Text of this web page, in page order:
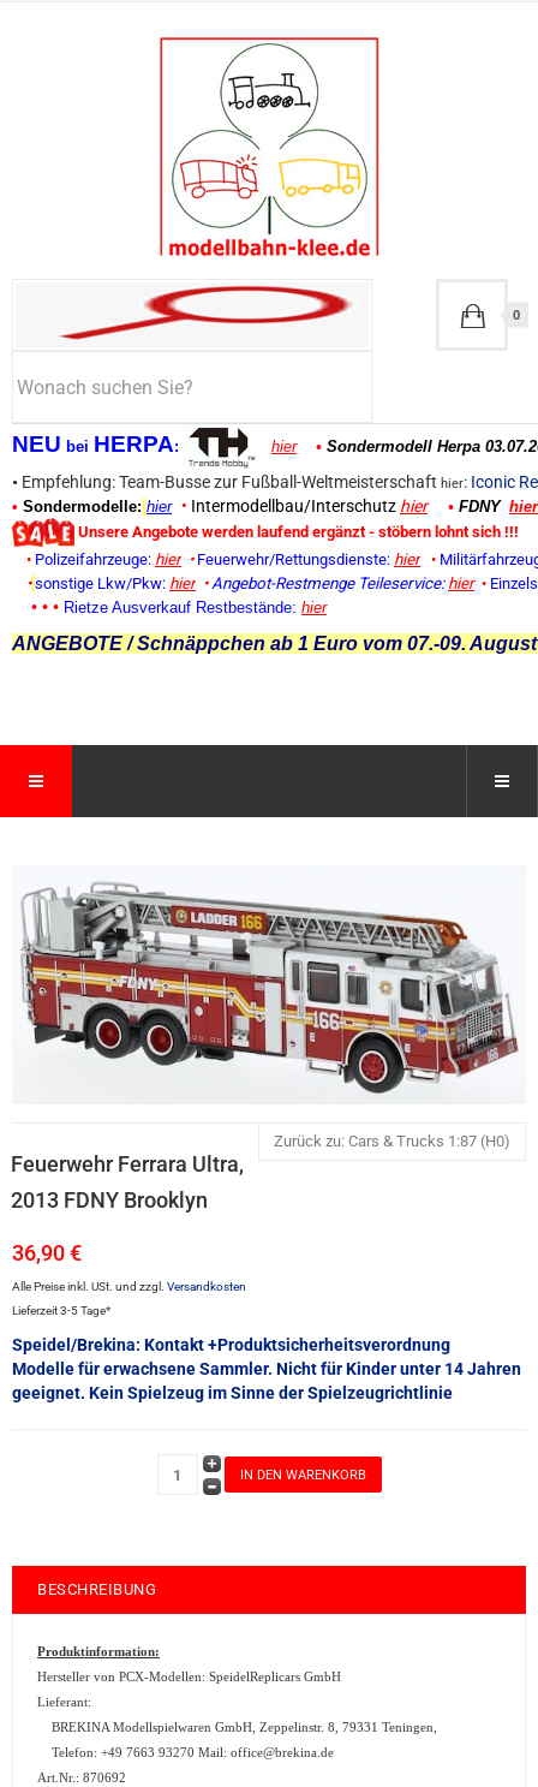
NEU bei HERPA: hier • Sondermodell Herpa
• Empfehlung: Team-Busse zur Fußball-Weltmeisterschaft hier: Iconic
• Sondermodelle: hier • Intermodellbau/Interschutz hier • FDNY hier
Unsere Angebote werden laufend ergänzt - stöbern lohnt sich !!!
• Polizeifahrzeuge: hier • Feuerwehr/Rettungsdienste: hier •
• sonstige Lkw/Pkw: hier • Angebot-Restmenge Teileservice: hier •
• • • Rietze Ausverkauf Restbestände: hier
ANGEBOTE / Schnäppchen ab 1 Euro vom 07.-09.
0
Zurück zu: Cars & Trucks 1:87 (H0)
Feuerwehr Ferrara Ultra,
2013 FDNY Brooklyn
36,90 €
Alle Preise inkl. USt. und zzgl. Versandkosten
Lieferzeit 3-5 Tage*
Speidel/Brekina: Kontakt +Produktsicherheitsverordnung
Modelle für erwachsene Sammler. Nicht für Kinder unter 14 Jahren
geeignet. Kein Spielzeug im Sinne der Spielzeugrichtlinie
BESCHREIBUNG
Produktinformation:
Hersteller von PCX-Modellen: SpeidelReplicars GmbH
Lieferant:
BREKINA Modellspielwaren GmbH, Zeppelinstr. 8, 79331 Teningen,
Telefon: +49 7663 93270 Mail: office@brekina.de
Art.Nr.: 870692